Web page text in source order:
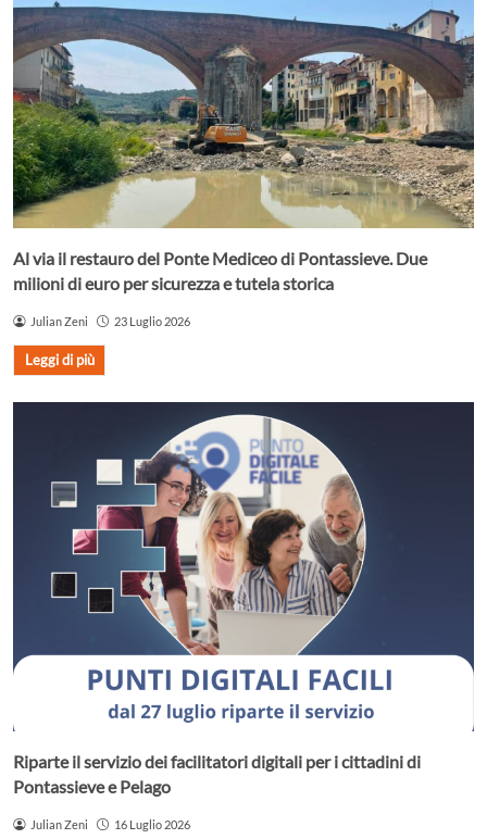
Al via il restauro del Ponte Mediceo di Pontassieve. Due
milioni di euro per sicurezza e tutela storica
Julian Zeni 23 Luglio 2026
Leggi di più
Riparte il servizio dei facilitatori digitali per i cittadini di
Pontassieve e Pelago
Julian Zeni 16 Luglio 2026